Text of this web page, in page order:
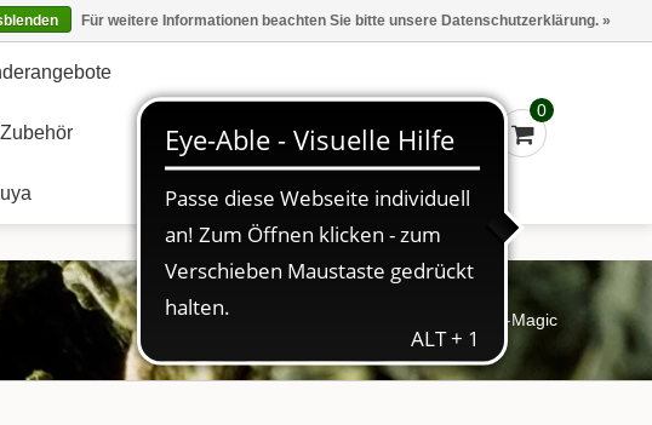
Marken Kasse - €0,00 Anmelden
Zubehör
0
Startseite ECO Fruechte Zitrus-Magic
Für weitere Informationen beachten Sie bitte unsere Datenschutzerklärung. »